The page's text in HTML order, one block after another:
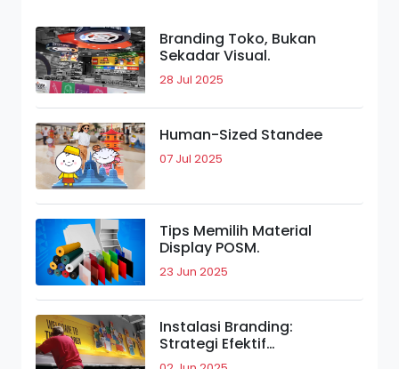
Branding Toko, Bukan
Sekadar Visual.
28 Jul 2025
Human-Sized Standee
07 Jul 2025
Tips Memilih Material
Display POSM.
23 Jun 2025
Instalasi Branding:
Strategi Efektif
Meningkatkan Daya Tarik